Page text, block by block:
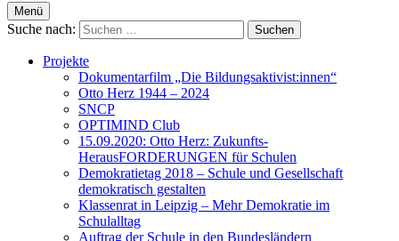
Menü
Suche nach:
Projekte
Dokumentarfilm „Die Bildungsaktivist:innen“
Otto Herz 1944 – 2024
SNCP
OPTIMIND Club
15.09.2020: Otto Herz: Zukunfts-
HerausFORDERUNGEN für Schulen
Demokratietag 2018 – Schule und Gesellschaft
demokratisch gestalten
Klassenrat in Leipzig – Mehr Demokratie im
Schulalltag
Auftrag der Schule in den Bundesländern